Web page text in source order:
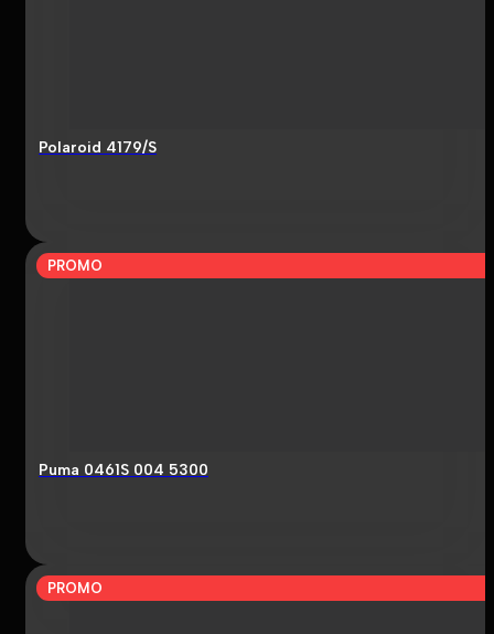
Polaroid 4179/S
PROMO
Puma 0461S 004 5300
PROMO